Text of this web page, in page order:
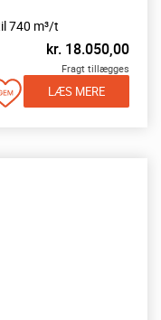
740 m³/t
kr. 18.050,00
Fragt tillægges
LÆS MERE